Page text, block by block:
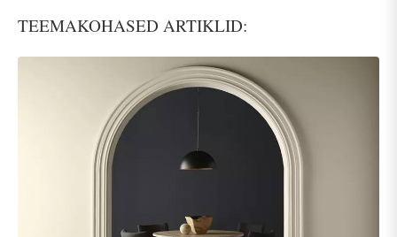
TEEMAKOHASED ARTIKLID: